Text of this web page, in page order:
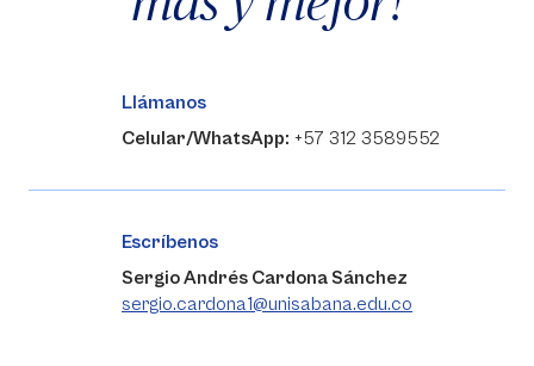
Llámanos
Celular/WhatsApp: +57 312 3589552
Escríbenos
Sergio Andrés Cardona Sánchez
sergio.cardona1@unisabana.edu.co